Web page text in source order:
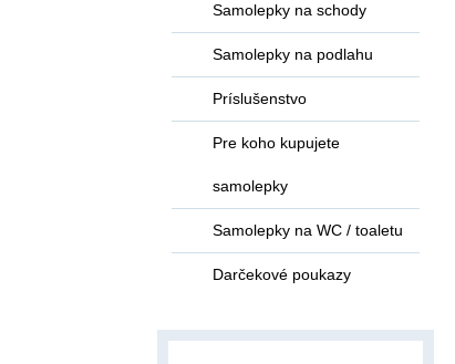
Samolepky na schody
Samolepky na podlahu
Príslušenstvo
Pre koho kupujete
samolepky
Samolepky na WC / toaletu
Darčekové poukazy